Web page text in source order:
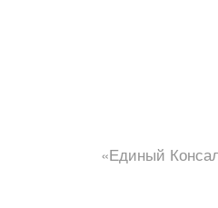
«Единый